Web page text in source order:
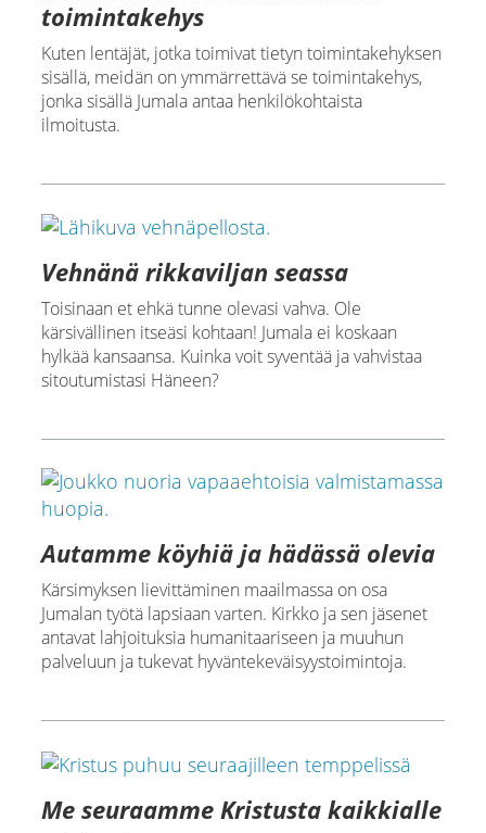
toimintakehys
Kuten lentäjät, jotka toimivat tietyn toimintakehyksen
sisällä, meidän on ymmärrettävä se toimintakehys,
jonka sisällä Jumala antaa henkilökohtaista
ilmoitusta.
Vehnänä rikkaviljan seassa
Toisinaan et ehkä tunne olevasi vahva. Ole
kärsivällinen itseäsi kohtaan! Jumala ei koskaan
hylkää kansaansa. Kuinka voit syventää ja vahvistaa
sitoutumistasi Häneen?
Autamme köyhiä ja hädässä olevia
Kärsimyksen lievittäminen maailmassa on osa
Jumalan työtä lapsiaan varten. Kirkko ja sen jäsenet
antavat lahjoituksia humanitaariseen ja muuhun
palveluun ja tukevat hyväntekeväisyystoimintoja.
Me seuraamme Kristusta kaikkialle